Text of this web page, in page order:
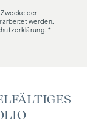
Zwecke der
werden.
. *